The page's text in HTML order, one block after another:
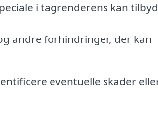
i tagrenderens kan
andre forhindringer, der kan
eventuelle skader